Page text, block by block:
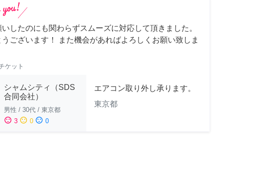
したのにも関わらずスムーズに対応して頂きました。
うございます！ また機会があればよろしくお願い致しま
ケット
シャムシティ（SDS
合同会社）
男性 / 30代 / 東京都
sentiment_satisfied 3 sentiment_neutral 0 sentiment_dissatisfied 0
エアコン取り外し承ります。
東京都